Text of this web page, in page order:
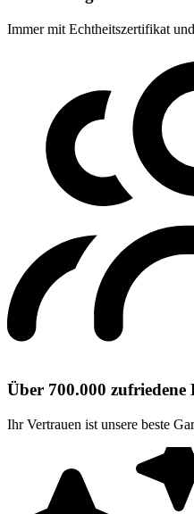
Immer mit Echtheitszertifikat
Über 700.000 zufriedene
Ihr Vertrauen ist unsere beste